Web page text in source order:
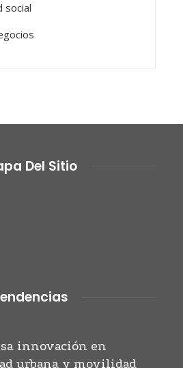
social
Del Sitio
innovación en
urbana y movilidad